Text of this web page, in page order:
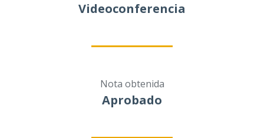
Videoconferencia
Nota obtenida
Aprobado